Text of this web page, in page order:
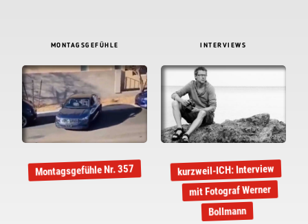
MONTAGSGEFÜHLE
Montagsgefühle Nr. 357
INTERVIEWS
kurzweil-ICH: Interview
mit Fotograf Werner
Bollmann